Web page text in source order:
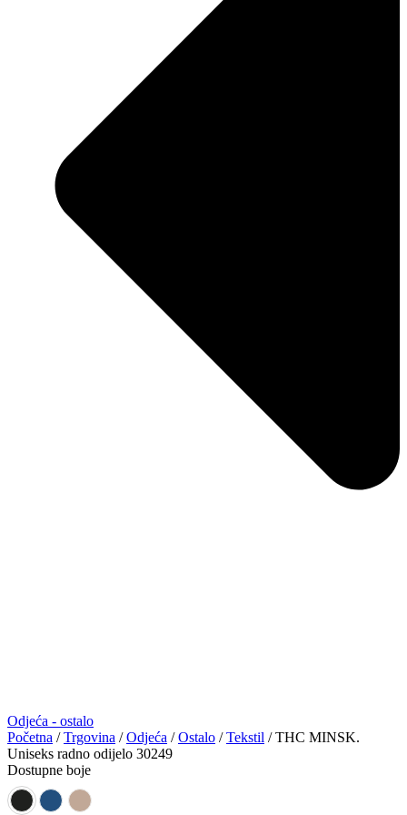
Odjeća - ostalo
Početna /Trgovina /Odjeća /Ostalo /Tekstil / THC MINSK.
Uniseks radno odijelo 30249
Dostupne boje